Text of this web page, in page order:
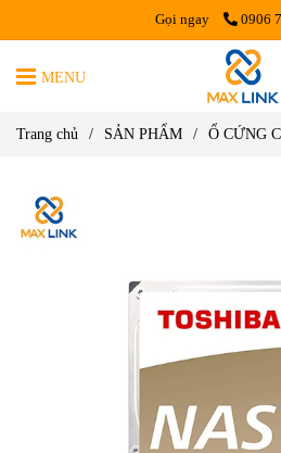
Gọi ngay 0906
MENU
Trang chủ / SẢN PHẨM / Ổ CỨNG